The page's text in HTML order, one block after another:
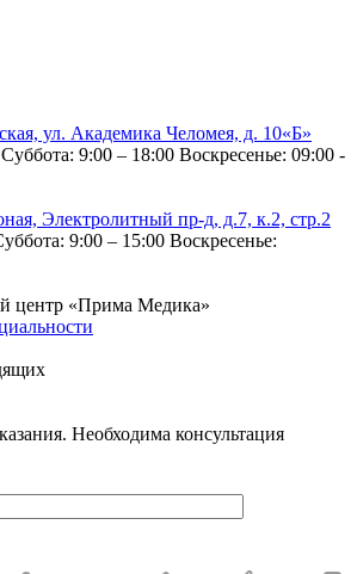
ул. Академика Челомея, д. 10«Б»
Суббота: 9:00 – 18:00 Воскресенье: 09:00 -
Электролитный пр-д, д.7, к.2, стр.2
9:00 – 15:00 Воскресенье:
центр «Прима Медика»
Необходима консультация